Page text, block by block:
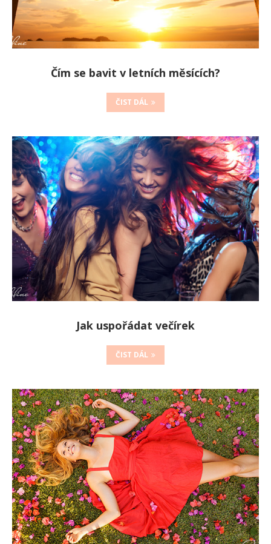
Čím se bavit v letních měsících?
ČIST DÁL
Jak uspořádat večírek
ČIST DÁL